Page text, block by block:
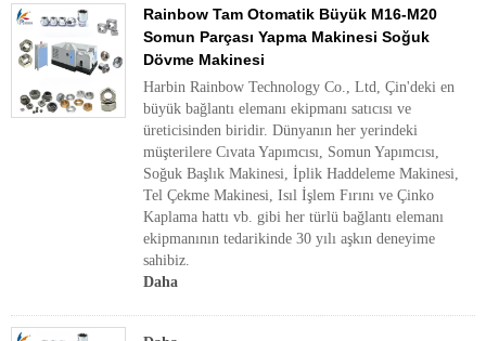
Rainbow Tam Otomatik Büyük M16-M20
Somun Parçası Yapma Makinesi Soğuk
Dövme Makinesi
Harbin Rainbow Technology Co., Ltd, Çin'deki en
büyük bağlantı elemanı ekipmanı satıcısı ve
üreticisinden biridir. Dünyanın her yerindeki
müşterilere Cıvata Yapımcısı, Somun Yapımcısı,
Soğuk Başlık Makinesi, İplik Haddeleme Makinesi,
Tel Çekme Makinesi, Isıl İşlem Fırını ve Çinko
Kaplama hattı vb. gibi her türlü bağlantı elemanı
ekipmanının tedarikinde 30 yılı aşkın deneyime
sahibiz.
Daha